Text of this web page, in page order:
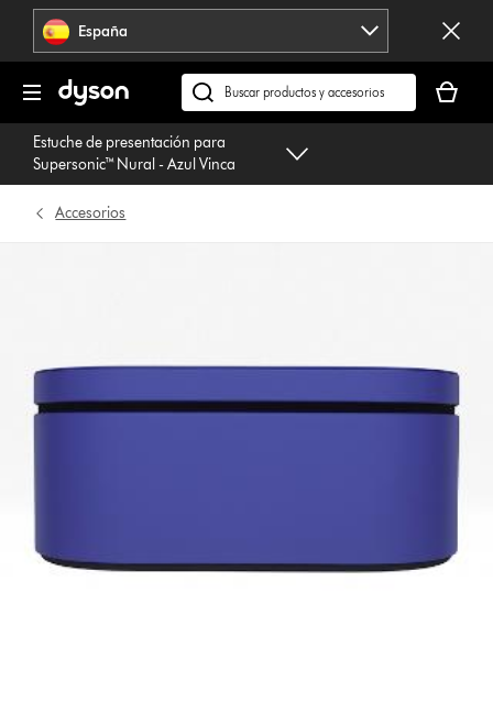
Omitir
navegación España
Buscar
en
dyson.es
cesta
está
Estuche de presentación para
Supersonic™ Nural - Azul Vinca
Accesorios